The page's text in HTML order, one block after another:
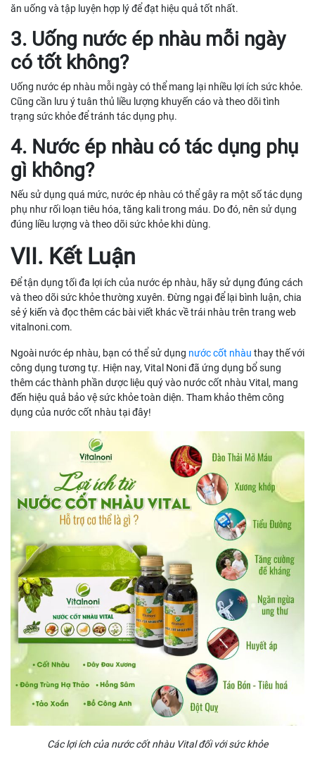
ăn uống và tập luyện hợp lý để đạt hiệu quả tốt nhất.
3. Uống nước ép nhàu mỗi ngày
có tốt không?
Uống nước ép nhàu mỗi ngày có thể mang lại nhiều lợi ích sức khỏe.
Cũng cần lưu ý tuân thủ liều lượng khuyến cáo và theo dõi tình
trạng sức khỏe để tránh tác dụng phụ.
4. Nước ép nhàu có tác dụng phụ
gì không?
Nếu sử dụng quá mức, nước ép nhàu có thể gây ra một số tác dụng
phụ như rối loạn tiêu hóa, tăng kali trong máu. Do đó, nên sử dụng
đúng liều lượng và theo dõi sức khỏe khi dùng.
VII. Kết Luận
Để tận dụng tối đa lợi ích của nước ép nhàu, hãy sử dụng đúng cách
và theo dõi sức khỏe thường xuyên. Đừng ngại để lại bình luận, chia
sẻ ý kiến và đọc thêm các bài viết khác về trái nhàu trên trang web
vitalnoni.com.
Ngoài nước ép nhàu, bạn có thể sử dụng nước cốt nhàu thay thế với
công dụng tương tự. Hiện nay, Vital Noni đã ứng dụng bổ sung
thêm các thành phần dược liệu quý vào nước cốt nhàu Vital, mang
đến hiệu quả bảo vệ sức khỏe toàn diện. Tham khảo thêm công
dụng của nước cốt nhàu tại đây!
Các lợi ích của nước cốt nhàu Vital đối với sức khỏe